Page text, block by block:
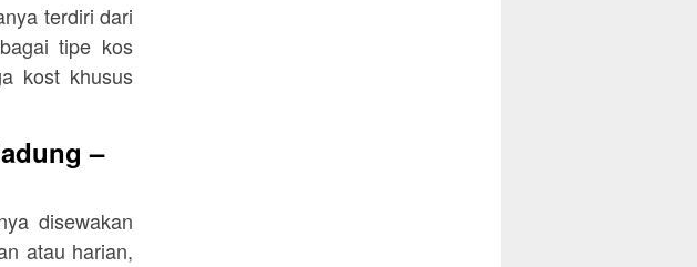
terdiri dari
tipe kos
kost khusus
–
disewakan
atau harian,